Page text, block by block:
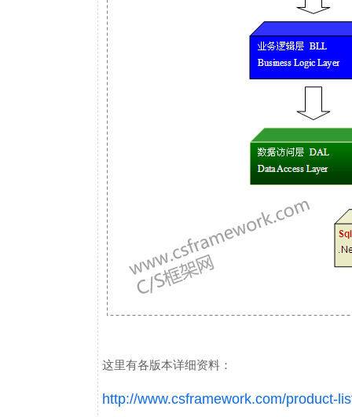
这里有各版本详细资料：
http://www.csframework.com/product-